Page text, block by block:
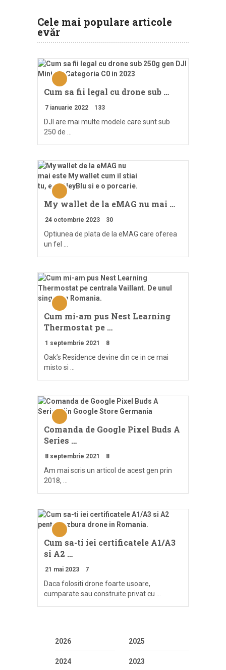
Cele mai populare articole
evăr
Cum sa fii legal cu drone sub …
7 ianuarie 2022 133
DJI are mai multe modele care sunt sub
250 de …
My wallet de la eMAG nu mai …
24 octombrie 2023 30
Optiunea de plata de la eMAG care oferea
un fel …
Cum mi-am pus Nest Learning
Thermostat pe …
1 septembrie 2021 8
Oak’s Residence devine din ce in ce mai
misto si …
Comanda de Google Pixel Buds A
Series …
8 septembrie 2021 8
Am mai scris un articol de acest gen prin
2018, …
Cum sa-ti iei certificatele A1/A3
si A2 …
21 mai 2023 7
Daca folositi drone foarte usoare,
cumparate sau construite privat cu …
2026 2025
2024 2023